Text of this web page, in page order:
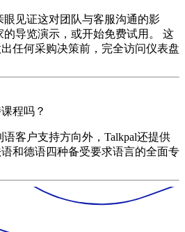
见证这对团队与客服沟通的影
导览演示，或开始免费试用。 这
任何采购决策前，完全访问仪表盘
程吗？
客户支持方向外，Talkpal还提供
和德语四种备受要求语言的全面专